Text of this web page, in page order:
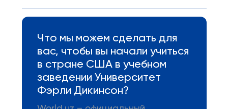
Что мы можем сделать для
вас, чтобы вы начали учиться
в стране США в учебном
заведении Университет
Фэрли Дикинсон?